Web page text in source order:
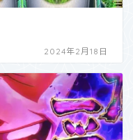
2024年2月18日